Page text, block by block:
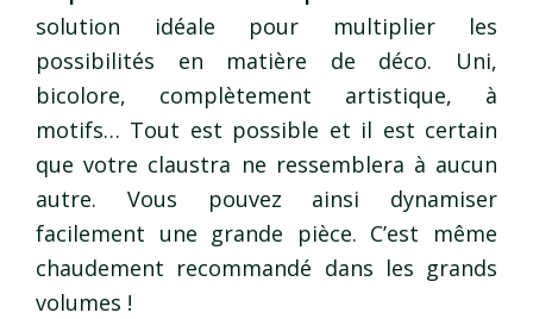
solution idéale pour multiplier les
possibilités en matière de déco. Uni,
bicolore, complètement artistique, à
motifs… Tout est possible et il est certain
que votre claustra ne ressemblera à aucun
autre. Vous pouvez ainsi dynamiser
facilement une grande pièce. C’est même
chaudement recommandé dans les grands
volumes !